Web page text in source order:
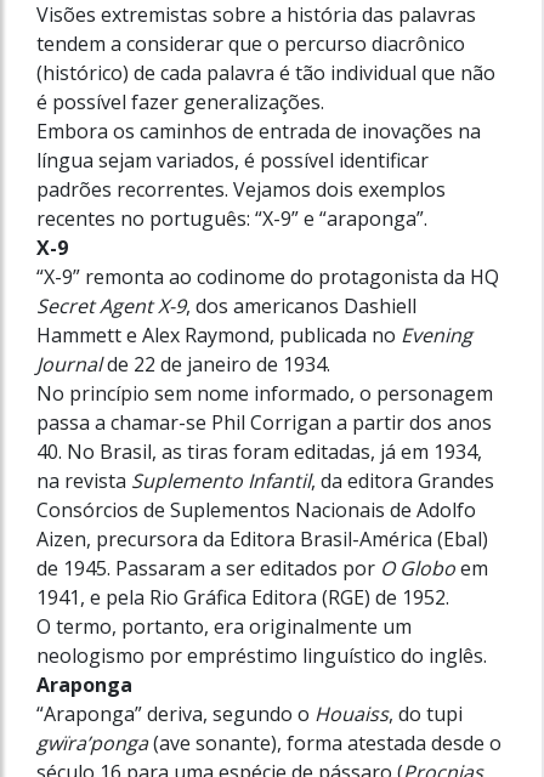
Visões extremistas sobre a história das palavras
tendem a considerar que o percurso diacrônico
(histórico) de cada palavra é tão individual que não
é possível fazer generalizações.
Embora os caminhos de entrada de inovações na
língua sejam variados, é possível identificar
padrões recorrentes. Vejamos dois exemplos
recentes no português: “X-9” e “araponga”.
X-9
“X-9” remonta ao codinome do protagonista da HQ
Secret Agent X-9, dos americanos Dashiell
Hammett e Alex Raymond, publicada no Evening
Journalde 22 de janeiro de 1934.
No princípio sem nome informado, o personagem
passa a chamar-se Phil Corrigan a partir dos anos
40. No Brasil, as tiras foram editadas, já em 1934,
na revista Suplemento Infantil, da editora Grandes
Consórcios de Suplementos Nacionais de Adolfo
Aizen, precursora da Editora Brasil-América (Ebal)
de 1945. Passaram a ser editados por O Globoem
1941, e pela Rio Gráfica Editora (RGE) de 1952.
O termo, portanto, era originalmente um
neologismo por empréstimo linguístico do inglês.
Araponga
“Araponga” deriva, segundo o Houaiss, do tupi
gwïra’ponga(ave sonante), forma atestada desde o